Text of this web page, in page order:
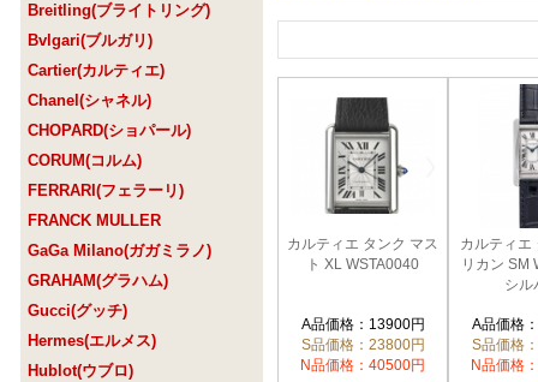
Breitling(ブライトリング)
Bvlgari(ブルガリ)
Cartier(カルティエ)
Chanel(シャネル)
CHOPARD(ショパール)
CORUM(コルム)
FERRARI(フェラーリ)
FRANCK MULLER
GaGa Milano(ガガミラノ)
GRAHAM(グラハム)
Gucci(グッチ)
Hermes(エルメス)
Hublot(ウブロ)
カルティエ タンク マス
ト XL WSTA0040
A品価格：13900円
S品価格：23800円
N品価格：40500円
カルティエ
リカン SM
シル
A品価格
S品価格
N品価格